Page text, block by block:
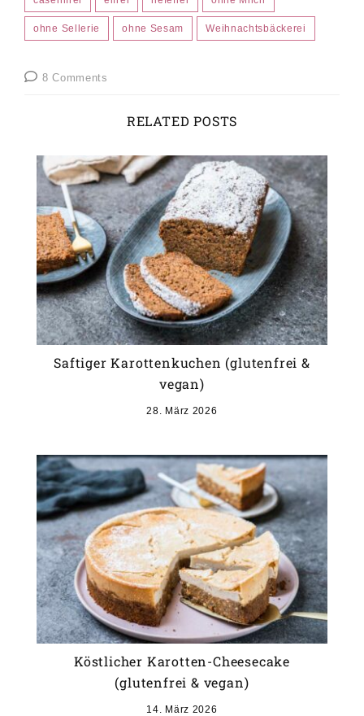
ohne Sellerie ohne Sesam Weihnachtsbäckerei
8 Comments
RELATED POSTS
Saftiger Karottenkuchen (glutenfrei &
vegan)
28. März 2026
Köstlicher Karotten-Cheesecake
(glutenfrei & vegan)
14. März 2026